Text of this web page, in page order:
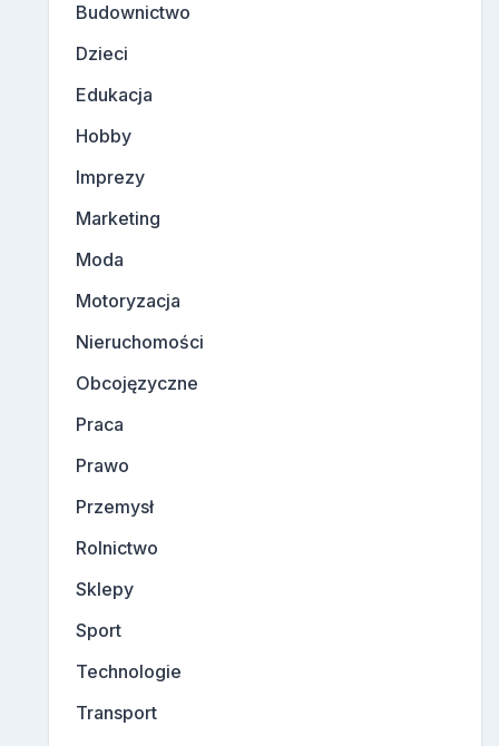
Budownictwo
Dzieci
Edukacja
Hobby
Imprezy
Marketing
Moda
Motoryzacja
Nieruchomości
Obcojęzyczne
Praca
Prawo
Przemysł
Rolnictwo
Sklepy
Sport
Technologie
Transport